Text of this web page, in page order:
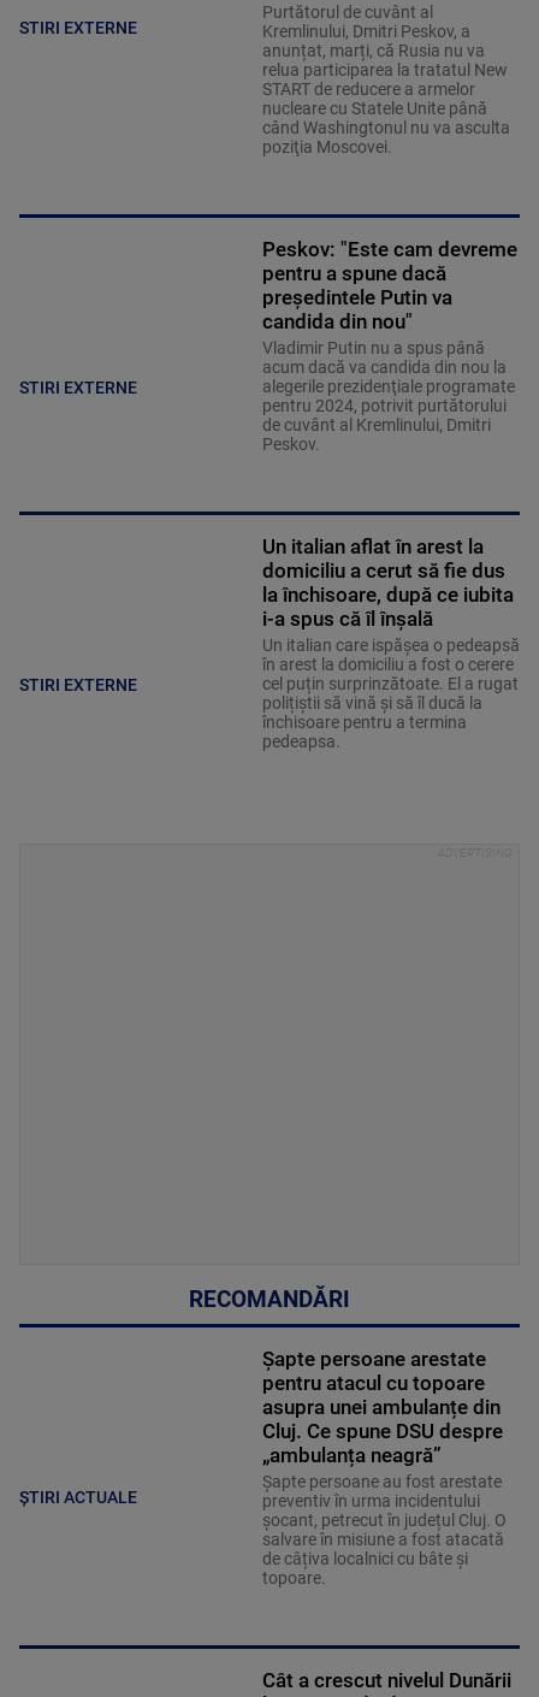
STIRI EXTERNE
Purtătorul de cuvânt al
Kremlinului, Dmitri Peskov, a
anunțat, marți, că Rusia nu va
relua participarea la tratatul New
START de reducere a armelor
nucleare cu Statele Unite până
când Washingtonul nu va asculta
poziţia Moscovei.
STIRI EXTERNE
Peskov: "Este cam devreme
pentru a spune dacă
preşedintele Putin va
candida din nou"
Vladimir Putin nu a spus până
acum dacă va candida din nou la
alegerile prezidenţiale programate
pentru 2024, potrivit purtătorului
de cuvânt al Kremlinului, Dmitri
Peskov.
STIRI EXTERNE
Un italian aflat în arest la
domiciliu a cerut să fie dus
la închisoare, după ce iubita
i-a spus că îl înșală
Un italian care ispășea o pedeapsă
în arest la domiciliu a fost o cerere
cel puțin surprinzătoate. El a rugat
polițiștii să vină și să îl ducă la
închisoare pentru a termina
pedeapsa.
RECOMANDĂRI
ȘTIRI ACTUALE
Șapte persoane arestate
pentru atacul cu topoare
asupra unei ambulanțe din
Cluj. Ce spune DSU despre
„ambulanța neagră”
Șapte persoane au fost arestate
preventiv în urma incidentului
șocant, petrecut în județul Cluj. O
salvare în misiune a fost atacată
de câțiva localnici cu bâte și
topoare.
Cât a crescut nivelul Dunării